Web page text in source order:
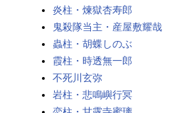
炎柱・煉獄杏寿郎
鬼殺隊当主・産屋敷耀哉
蟲柱・胡蝶しのぶ
霞柱・時透無一郎
不死川玄弥
岩柱・悲鳴嶼行冥